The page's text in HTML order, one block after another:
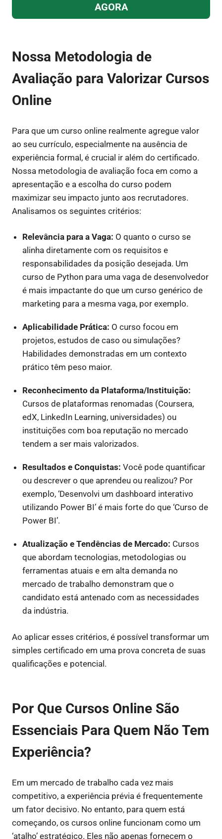
AGORA
Nossa Metodologia de
Avaliação para Valorizar Cursos
Online
Para que um curso online realmente agregue valor
ao seu currículo, especialmente na ausência de
experiência formal, é crucial ir além do certificado.
Nossa metodologia de avaliação foca em como a
apresentação e a escolha do curso podem
maximizar seu impacto junto aos recrutadores.
Analisamos os seguintes critérios:
Relevância para a Vaga: O quanto o curso se
alinha diretamente com os requisitos e
responsabilidades da posição desejada. Um
curso de Python para uma vaga de desenvolvedor
é mais impactante do que um curso genérico de
marketing para a mesma vaga, por exemplo.
Aplicabilidade Prática: O curso focou em
projetos, estudos de caso ou simulações?
Habilidades demonstradas em um contexto
prático têm peso maior.
Reconhecimento da Plataforma/Instituição:
Cursos de plataformas renomadas (Coursera,
edX, LinkedIn Learning, universidades) ou
instituições com boa reputação no mercado
tendem a ser mais valorizados.
Resultados e Conquistas: Você pode quantificar
ou descrever o que aprendeu ou realizou? Por
exemplo, ‘Desenvolvi um dashboard interativo
utilizando Power BI’ é mais forte do que ‘Curso de
Power BI’.
Atualização e Tendências de Mercado: Cursos
que abordam tecnologias, metodologias ou
ferramentas atuais e em alta demanda no
mercado de trabalho demonstram que o
candidato está antenado com as necessidades
da indústria.
Ao aplicar esses critérios, é possível transformar um
simples certificado em uma prova concreta de suas
qualificações e potencial.
Por Que Cursos Online São
Essenciais Para Quem Não Tem
Experiência?
Em um mercado de trabalho cada vez mais
competitivo, a experiência prévia é frequentemente
um fator decisivo. No entanto, para quem está
começando, os cursos online funcionam como um
‘atalho’ estratégico. Eles não apenas fornecem o